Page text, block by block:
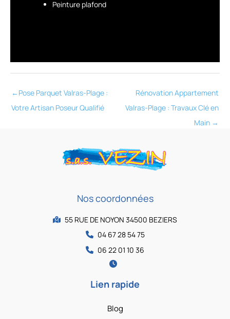
Peinture plafond
←Pose Parquet Valras-Plage :
Votre Artisan Poseur Qualifié
Rénovation Appartement
Valras-Plage : Travaux Clé en
Main →
Nos coordonnées
55 RUE DE NOYON 34500 BEZIERS
04 67 28 54 75
06 22 01 10 36
Lien rapide
Blog